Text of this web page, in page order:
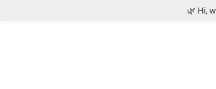
🌿 Hi,